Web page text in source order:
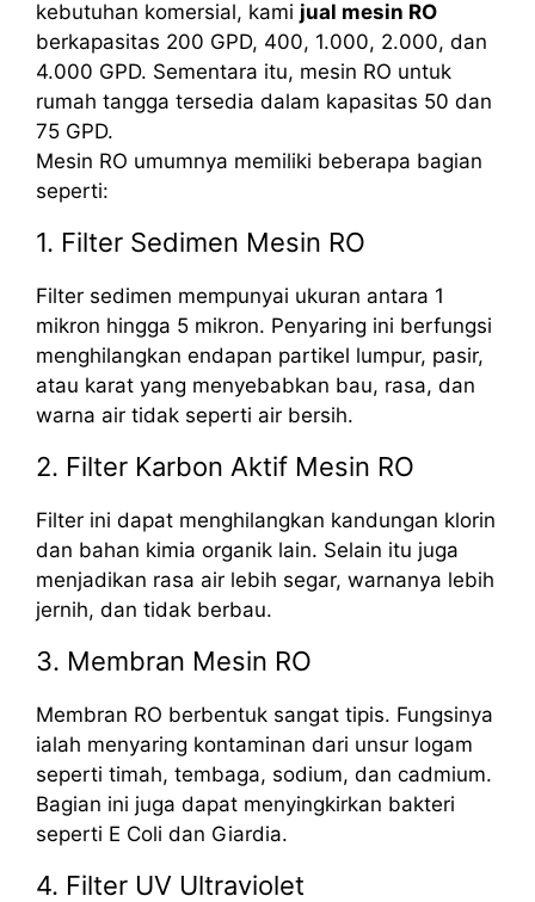
kebutuhan komersial, kami jual mesin RO
berkapasitas 200 GPD, 400, 1.000, 2.000, dan
4.000 GPD. Sementara itu, mesin RO untuk
rumah tangga tersedia dalam kapasitas 50 dan
75 GPD.
Mesin RO umumnya memiliki beberapa bagian
seperti:
1. Filter Sedimen Mesin RO
Filter sedimen mempunyai ukuran antara 1
mikron hingga 5 mikron. Penyaring ini berfungsi
menghilangkan endapan partikel lumpur, pasir,
atau karat yang menyebabkan bau, rasa, dan
warna air tidak seperti air bersih.
2. Filter Karbon Aktif Mesin RO
Filter ini dapat menghilangkan kandungan klorin
dan bahan kimia organik lain. Selain itu juga
menjadikan rasa air lebih segar, warnanya lebih
jernih, dan tidak berbau.
3. Membran Mesin RO
Membran RO berbentuk sangat tipis. Fungsinya
ialah menyaring kontaminan dari unsur logam
seperti timah, tembaga, sodium, dan cadmium.
Bagian ini juga dapat menyingkirkan bakteri
seperti E Coli dan Giardia.
4. Filter UV Ultraviolet